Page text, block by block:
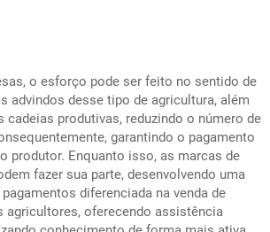
o esforço pode ser feito no sentido de
advindos desse tipo de agricultura, além
cadeias produtivas, reduzindo o número de
garantindo o pagamento
produtor. Enquanto isso, as marcas de
fazer sua parte, desenvolvendo uma
diferenciada na venda de
agricultores, oferecendo assistência